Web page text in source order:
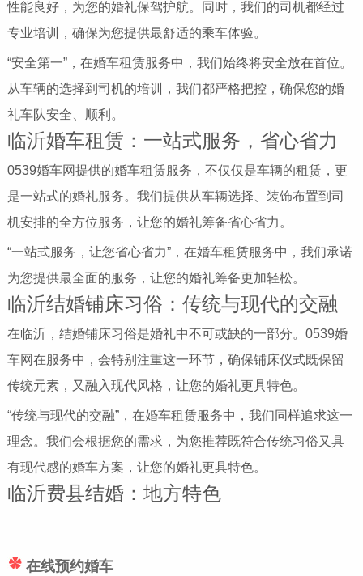
性能良好，为您的婚礼保驾护航。同时，我们的司机都经过
专业培训，确保为您提供最舒适的乘车体验。
“安全第一”，在婚车租赁服务中，我们始终将安全放在首位。
从车辆的选择到司机的培训，我们都严格把控，确保您的婚
礼车队安全、顺利。
临沂婚车租赁：一站式服务，省心省力
0539婚车网提供的婚车租赁服务，不仅仅是车辆的租赁，更
是一站式的婚礼服务。我们提供从车辆选择、装饰布置到司
机安排的全方位服务，让您的婚礼筹备省心省力。
“一站式服务，让您省心省力”，在婚车租赁服务中，我们承诺
为您提供最全面的服务，让您的婚礼筹备更加轻松。
临沂结婚铺床习俗：传统与现代的交融
在临沂，结婚铺床习俗是婚礼中不可或缺的一部分。0539婚
车网在服务中，会特别注重这一环节，确保铺床仪式既保留
传统元素，又融入现代风格，让您的婚礼更具特色。
“传统与现代的交融”，在婚车租赁服务中，我们同样追求这一
理念。我们会根据您的需求，为您推荐既符合传统习俗又具
有现代感的婚车方案，让您的婚礼更具特色。
临沂费县结婚：地方特色
在线预约婚车